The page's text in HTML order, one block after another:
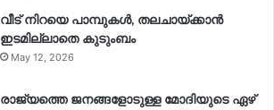
വീട് നിറയെ പാമ്പുകൾ, തലചായ്ക്കാൻ
ഇടമില്ലാതെ കുടുംബം
May 12, 2026
രാജ്യത്തെ ജനങ്ങളോടുള്ള മോദിയുടെ ഏഴ്